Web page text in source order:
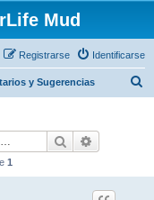
Mud
Identificarse
Registrarse
y Sugerencias
Buscar
1